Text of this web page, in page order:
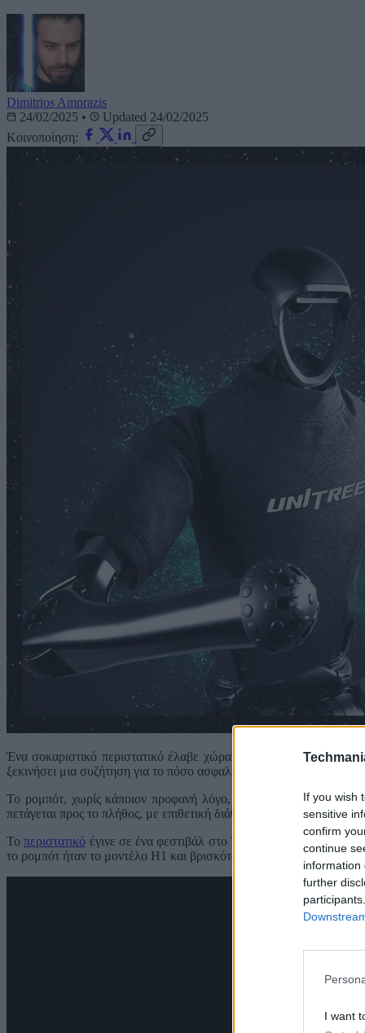
If you wish
sensitive
confirm
continue
information
further
I want
Dimitrios Amprazis
24/02/2025 •
Updated 24/02/2025
Κοινοποίηση:
Ένα σοκαριστικό περιστατικό έλαβε χώρα σε φεστιβάλ της
ξεκινήσει μια συζήτηση για το πόσο ασφαλή είναι τελικά η
Το ρομπότ, χωρίς κάποιον προφανή λόγο, επιτέθηκε στο κοινό
πετάγεται προς το πλήθος, με επιθετική διάθεση, πριν το
Τοπεριστατικό έγινε σε ένα φεστιβάλ στο Taishan της Κίνας, με
το ρομπότ ήταν το μοντέλο H1 και βρισκόταν εκεί στα πλαίσια